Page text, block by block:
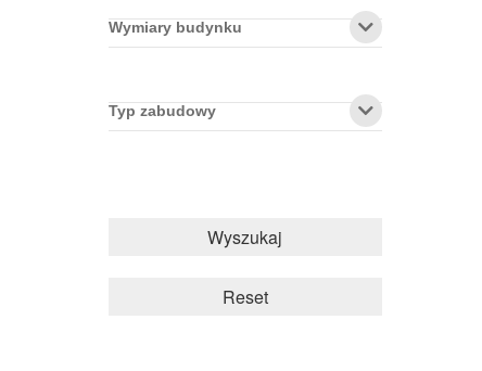
Wymiary budynku
Typ zabudowy
Wyszukaj
Reset